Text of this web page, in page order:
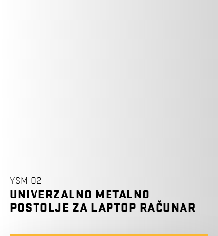
YSM 02
UNIVERZALNO METALNO
POSTOLJE ZA LAPTOP RAČUNAR